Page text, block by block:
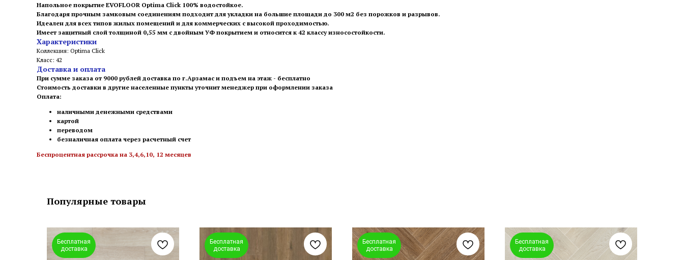
Напольное покрытие EVOFLOOR Optima Click 100% водостойкое.
Благодаря прочным замковым соединениям подходит для укладки на большие площади до 300 м2 без порожков и разрывов.
Идеален для всех типов жилых помещений и для коммерческих с высокой проходимостью.
Имеет защитный слой толщиной 0,55 мм с двойным УФ покрытием и относится к 42 классу износостойкости.
Характеристики
Коллекция: Optima Click
Класс: 42
Доставка и оплата
При сумме заказа от 9000 рублей доставка по г.Арзамас и подъем на этаж - бесплатно
Стоимость доставки в другие населенные пункты уточнит менеджер при оформлении заказа
Оплата:
наличными денежными средствами
картой
переводом
безналичная оплата через расчетный счет
Беспроцентная рассрочка на 3,4,6,10, 12 месяцев
Популярные товары
Бесплатная
доставка
Бесплатная
доставка
Бесплатная
доставка
Бесплатная
доставка